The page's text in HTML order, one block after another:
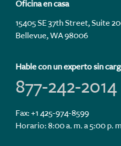
Oficina en casa
15405 SE 37th Street, Suite
Bellevue, WA 98006
Hable con un experto sin
877-242-2014
Fax: +1 425-974-8599
Horario: 8:00 a. m. a 5:00 p.